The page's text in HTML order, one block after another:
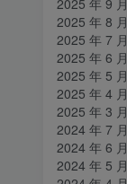
2025 年 8 月
2025 年 7 月
2025 年 6 月
2025 年 5 月
2025 年 4 月
2025 年 3 月
2024 年 7 月
2024 年 6 月
2024 年 5 月